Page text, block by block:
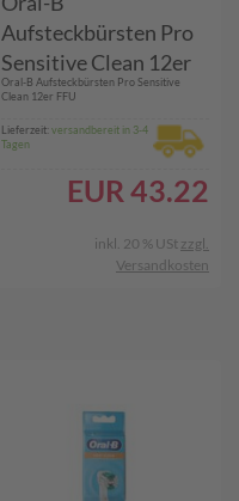
Aufsteckbürsten Pro
Sensitive Clean 12er
FFU
Oral-B Aufsteckbürsten Pro Sensitive
Clean 12er FFU
Lieferzeit:versandbereit in 3-4
Tagen
EUR 43.22
inkl. 20 % USt zzgl.
Versandkosten